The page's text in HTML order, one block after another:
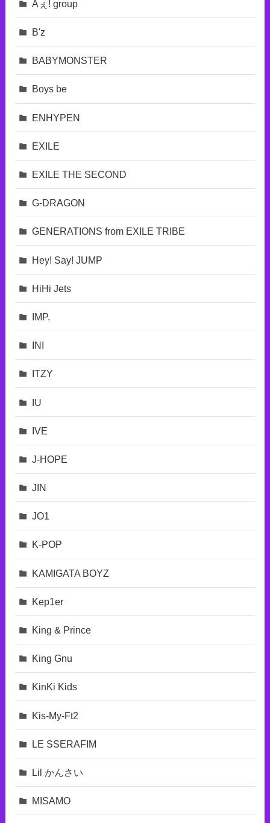
Aぇ! group
B'z
BABYMONSTER
Boys be
ENHYPEN
EXILE
EXILE THE SECOND
G-DRAGON
GENERATIONS from EXILE TRIBE
Hey! Say! JUMP
HiHi Jets
IMP.
INI
ITZY
IU
IVE
J-HOPE
JIN
JO1
K-POP
KAMIGATA BOYZ
Kep1er
King & Prince
King Gnu
KinKi Kids
Kis-My-Ft2
LE SSERAFIM
Lil かんさい
MISAMO